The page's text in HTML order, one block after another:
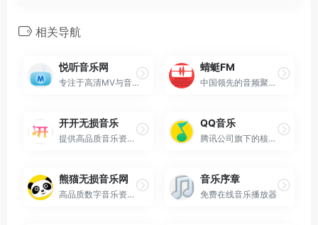
相关导航
悦听音乐网
专注于高清MV与音乐电影资源的专业平台
蜻蜓FM
中国领先的音频聚合与分发平台
开开无损音乐
提供高品质音乐资源的免费下载平台
QQ音乐
腾讯公司旗下的核心数字音乐流媒体服务平台
熊猫无损音乐网
高品质数字音乐资源的免费分享平台
音乐序章
免费在线音乐播放器